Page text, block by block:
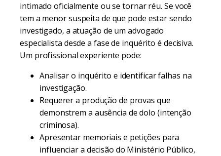
intimado oficialmente ou se tornar réu. Se você
tem a menor suspeita de que pode estar sendo
investigado, a atuação de um advogado
especialista desde a fase de inquérito é decisiva.
Um profissional experiente pode:
Analisar o inquérito e identificar falhas na
investigação.
Requerer a produção de provas que
demonstrem a ausência de dolo (intenção
criminosa).
Apresentar memoriais e petições para
influenciar a decisão do Ministério Público,